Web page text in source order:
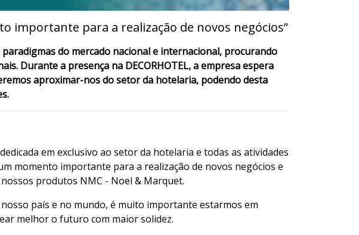
importante para a realização de novos negócios”
do mercado nacional e internacional, procurando
Durante a presença na DECORHOTEL, a empresa espera
aproximar-nos do setor da hotelaria, podendo desta
em exclusivo ao setor da hotelaria e todas as atividades
momento importante para a realização de novos negócios e
produtos NMC - Noel & Marquet.
país e no mundo, é muito importante estarmos em
melhor o futuro com maior solidez.